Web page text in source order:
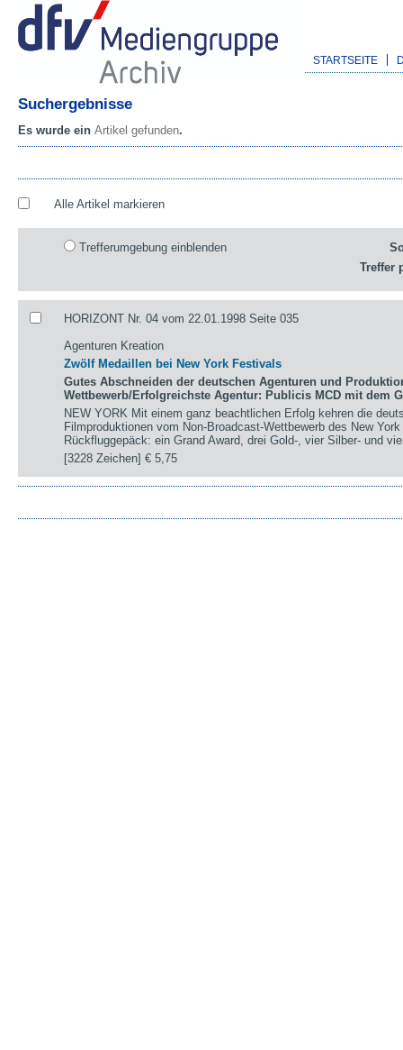
STARTSEITE
Suchergebnisse
Es wurde ein Artikel gefunden.
Alle Artikel markieren
Trefferumgebung einblenden
Treffer
HORIZONT Nr. 04 vom 22.01.1998 Seite 035
Agenturen Kreation
Zwölf Medaillen bei New York Festivals
Gutes Abschneiden der deutschen Agenturen und
Wettbewerb/Erfolgreichste Agentur: Publicis MCD mit dem
NEW YORK Mit einem ganz beachtlichen Erfolg kehren die
Filmproduktionen vom Non-Broadcast-Wettbewerb des New
Rückfluggepäck: ein Grand Award, drei Gold-, vier Silber- und
[3228 Zeichen]€ 5,75